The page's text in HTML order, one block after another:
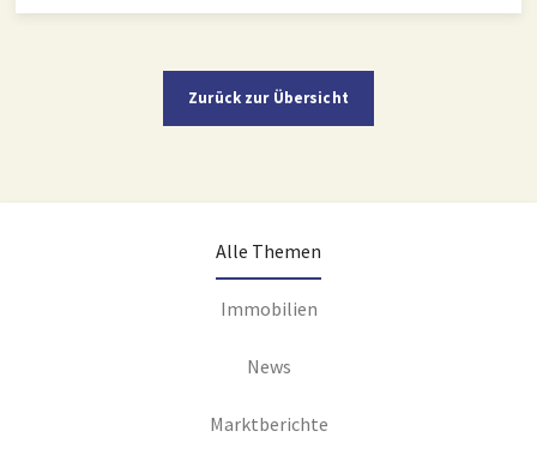
Zurück zur Übersicht
Alle Themen
Immobilien
News
Marktberichte